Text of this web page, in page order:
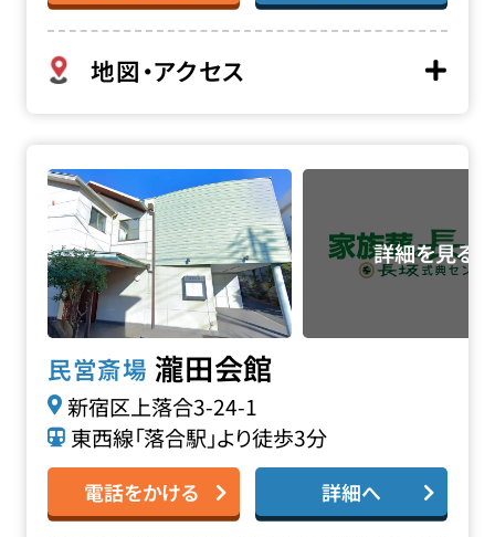
地図・アクセス
民営斎場 瀧田会館
新宿区上落合3-24-1
東西線「落合駅」より徒歩3分
電話をかける 詳細へ